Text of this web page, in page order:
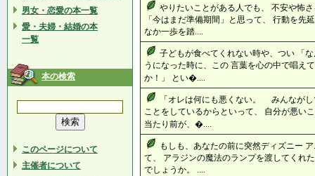
男女・恋愛の本一覧
愛・夫婦・結婚の本
一覧
本の検索
このページについて
主催者について
やりたいことがある人でも、 不安や怖
「今はまだ準備期間」と思って、 行動を先
なか一歩を踏....
子どもが食べてくれない時や、つい 「
うになった時に、この 言葉を心の中で唱え
か！」 とい�....
「オレは何にも悪くない。 みんなが
ことをしているからといって、 自分が悪い
当たり前が、�....
もしも、あなたの前に突然ディズニー
て、 アラジンの魔法のランプを渡してくれ
でしょうか。 ....